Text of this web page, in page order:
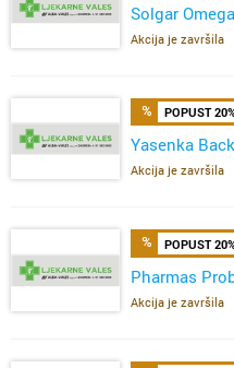
Solgar
Akcija je završila
POPUST
Yasenka
Akcija je završila
POPUST
Pharmas
Akcija je završila